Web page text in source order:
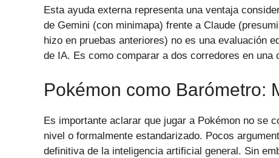
Esta ayuda externa representa una ventaja
de Gemini (con minimapa) frente a Claude
hizo en pruebas anteriores) no es una evaluación
de IA. Es como comparar a dos corredores en
Pokémon como Barómetro:
Es importante aclarar que jugar a Pokémon no se
nivel o formalmente estandarizado. Pocos
definitiva de la inteligencia artificial general. Sin